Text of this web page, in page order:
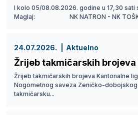
I kolo 05/08.08.2026. godine u 17,30 sati
Maglaj: NK NATRON - NK
24.07.2026. Aktuelno
Žrijeb takmičarskih brojeva
Žrijeb takmičarskih brojeva Kantonalne
Nogometnog saveza Zeničko-dobojskog
takmičarsku...